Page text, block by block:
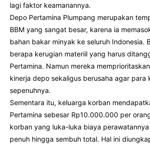
lagi faktor keamanannya.
Depo Pertamina Plumpang merupakan
BBM yang sangat besar, karena ia
bahan bakar minyak ke seluruh Indonesia.
berapa kerugian materiil yang harus
Pertamina. Namun mereka
kinerja depo sekaligus berusaha agar para
sepenuhnya.
Sementara itu, keluarga korban
Pertamina sebesar Rp10.000.000 per
korban yang luka-luka biaya
penuh hingga sembuh total. Hal ini